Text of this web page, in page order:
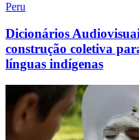
Peru
Dicionários
construção coletiva
línguas indígenas